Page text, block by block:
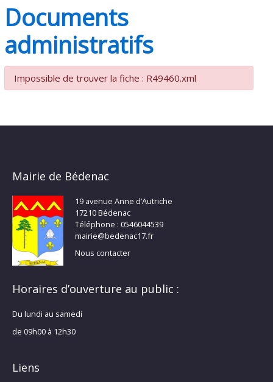
Documents
administratifs
Impossible de trouver la fiche : R49460.xml
Mairie de Bédenac
19 avenue Anne d’Autriche
17210 Bédenac
Téléphone : 0546044539
mairie@bedenac17.fr
Nous contacter
Horaires d’ouverture au public :
Du lundi au samedi
de 09h00 à 12h30
Liens